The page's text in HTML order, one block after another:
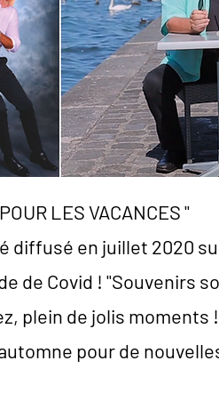
LES VACANCES "
diffusé en juillet 2020
de Covid ! "Souvenirs
plein de jolis moments !
pour de